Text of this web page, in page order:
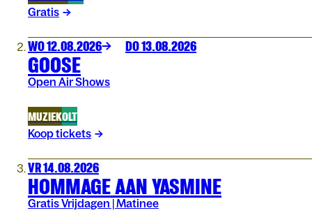
Gratis
WO 12.08.2026 DO 13.08.2026
GOOSE
Open Air Shows
MUZIEKOLT
Koop tickets
VR 14.08.2026
HOMMAGE AAN YASMINE
Gratis Vrijdagen | Matinee